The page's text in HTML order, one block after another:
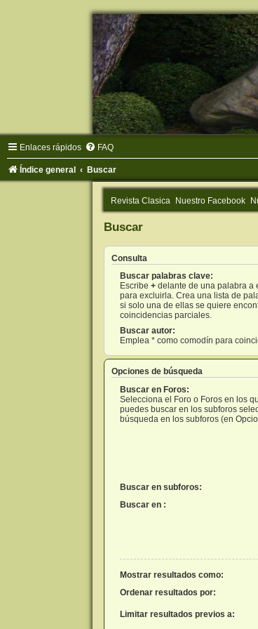
Enlaces rápidos FAQ
Índice general Buscar
Revista Clasica Nuestro Facebook
Buscar
Consulta
Buscar palabras clave:
Escribe +delante de una palabra a
para excluirla. Crea una lista de
si solo una de ellas se quiere
coincidencias parciales.
Buscar autor:
Emplea * como comodín para
Opciones de búsqueda
Buscar en Foros:
Selecciona el Foro o Foros en los
puedes buscar en los subforos
búsqueda en los subforos (en
Buscar en subforos:
Buscar en :
Mostrar resultados como:
Ordenar resultados por:
Limitar resultados previos a: